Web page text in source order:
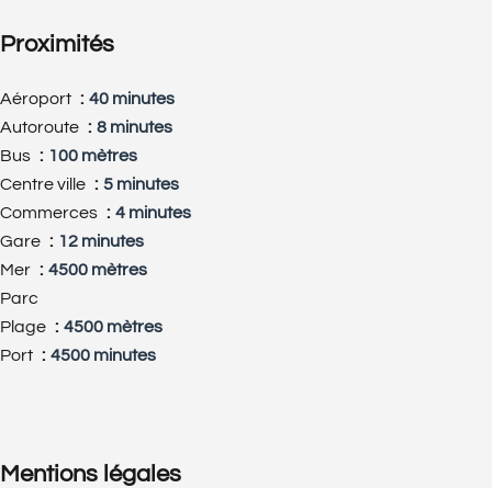
Proximités
Aéroport
40 minutes
Autoroute
8 minutes
Bus
100 mètres
Centre ville
5 minutes
Commerces
4 minutes
Gare
12 minutes
Mer
4500 mètres
Parc
Plage
4500 mètres
Port
4500 minutes
Mentions légales